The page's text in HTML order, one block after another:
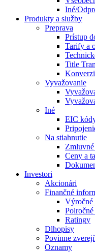
Iné/
Produkty a služby
Preprava
Prístup
Tarify a
Title
Vyvažovanie
Iné
EIC
Na stiahnutie
Ceny a
Investori
Akcionári
Finančné
Výročné
Ratingy
Dlhopisy
Povinne
Oznamy